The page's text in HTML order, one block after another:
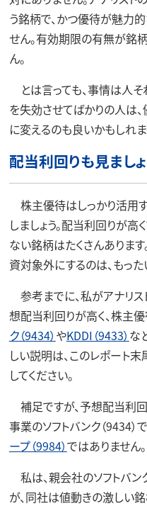
う銘柄で、かつ優待が魅力
せん。有効期限の有無が銘
ん。
とは言っても、事情は人
を失効させてばかりの人は
に変えるのも良いかもしれま
配当利回りも見まし
株主優待はしっかり活用
しましょう。配当利回りが高
ない銘柄はたくさんありま
資対象外にするのは、もった
参考までに、私がアナリス
想配当利回りが高く、株主
ク（9434） やKDDI（9433） な
しい説明は、このレポート
してください。
補足ですが、予想配当利
事業のソフトバンク（9434）
ープ（9984）ではありません。
私は、親会社のソフトバ
が、同社は値動きの激しい